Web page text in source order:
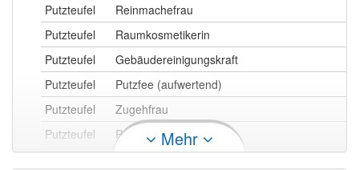
84% unserer Spielapp-Nutzer haben den Artikel
korrekt erraten.
Putzteufel
Reinmachefrau
Putzteufel
Raumkosmetikerin
Putzteufel
Gebäudereinigungskraft
Putzteufel
Putzfee (aufwertend)
Putzteufel
Zugehfrau
Putzteufel
Putzhilfe Mehr